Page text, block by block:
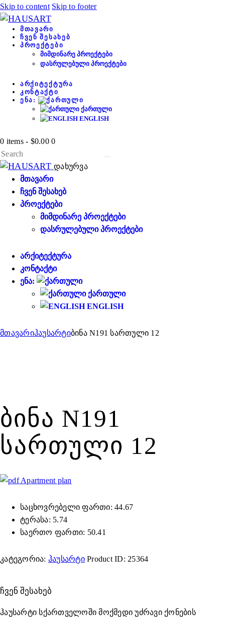
Skip to content Skip to footer
ᲛᲗᲐᲕᲐᲠᲘ
ᲩᲕᲔᲜ ᲨᲔᲡᲐᲮᲔᲑ
ᲞᲠᲝᲔᲥᲢᲔᲑᲘ
ᲛᲘᲛᲓᲘᲜᲐᲠᲔ ᲞᲠᲝᲔᲥᲢᲔᲑᲘ
ᲓᲐᲡᲠᲣᲚᲔᲑᲣᲚᲘ ᲞᲠᲝᲔᲥᲢᲔᲑᲘ
ᲐᲠᲥᲘᲢᲔᲥᲢᲣᲠᲐ
ᲙᲝᲜᲢᲐᲥᲢᲘ
ᲔᲜᲐ:
ᲥᲐᲠᲗᲣᲚᲘ
ENGLISH
0 items- $0.00 0
დახურვა
ᲛᲗᲐᲕᲐᲠᲘ
ᲩᲕᲔᲜ ᲨᲔᲡᲐᲮᲔᲑ
ᲞᲠᲝᲔᲥᲢᲔᲑᲘ
ᲛᲘᲛᲓᲘᲜᲐᲠᲔ ᲞᲠᲝᲔᲥᲢᲔᲑᲘ
ᲓᲐᲡᲠᲣᲚᲔᲑᲣᲚᲘ ᲞᲠᲝᲔᲥᲢᲔᲑᲘ
ᲐᲠᲥᲘᲢᲔᲥᲢᲣᲠᲐ
ᲙᲝᲜᲢᲐᲥᲢᲘ
ᲔᲜᲐ:
ᲥᲐᲠᲗᲣᲚᲘ
ENGLISH
მთავარიჰაუსარტიბინა N191 სართული 12
ᲑᲘᲜᲐ N191
ᲡᲐᲠᲗᲣᲚᲘ 12
Apartment plan
საცხოვრებელი ფართი: 44.67
ტერასა: 5.74
საერთო ფართი: 50.41
კატეგორია: ჰაუსარტი Product ID: 25364
ᲩᲕᲔᲜ ᲨᲔᲡᲐᲮᲔᲑ
ჰაუსარტი სქართველოში მოქმედი უძრავი ქონების